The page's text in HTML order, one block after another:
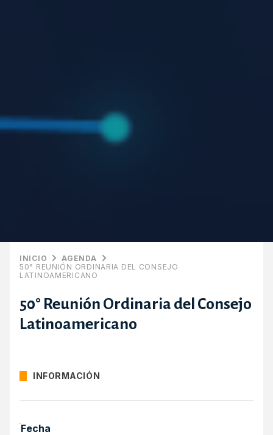
INICIO
AGENDA
50° REUNIÓN ORDINARIA DEL CONSEJO
LATINOAMERICANO
50° Reunión Ordinaria del Consejo
Latinoamericano
INFORMACIÓN
Fecha